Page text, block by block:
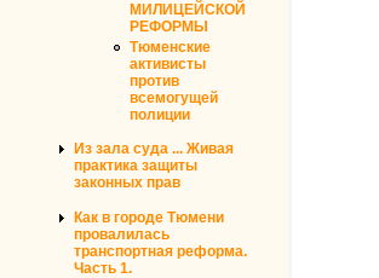
МИЛИЦЕЙСКОЙ
РЕФОРМЫ
Тюменские
активисты
против
всемогущей
полиции
Из зала суда ... Живая
практика защиты
законных прав
Как в городе Тюмени
провалилась
транспортная реформа.
Часть 1.